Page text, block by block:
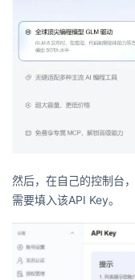
然后，在自己的控制台，
需要填入该API Key。